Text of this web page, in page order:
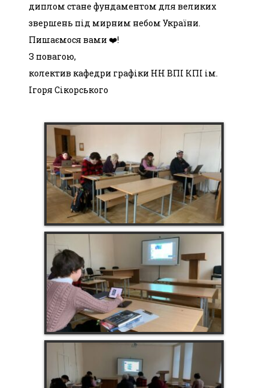
диплом стане фундаментом для великих
звершень під мирним небом України.
Пишаємося вами ❤️!
З повагою,
колектив кафедри графіки НН ВПІ КПІ ім.
Ігоря Сікорського